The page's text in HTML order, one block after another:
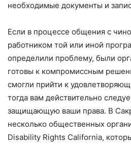
необходимые документы и
Если в процессе общения с
работником той или иной
определили проблему, были
готовы к компромиссным
смогли прийти к
тогда вам действительно
защищающую ваши права. В
несколько общественных
Disability Rights California,